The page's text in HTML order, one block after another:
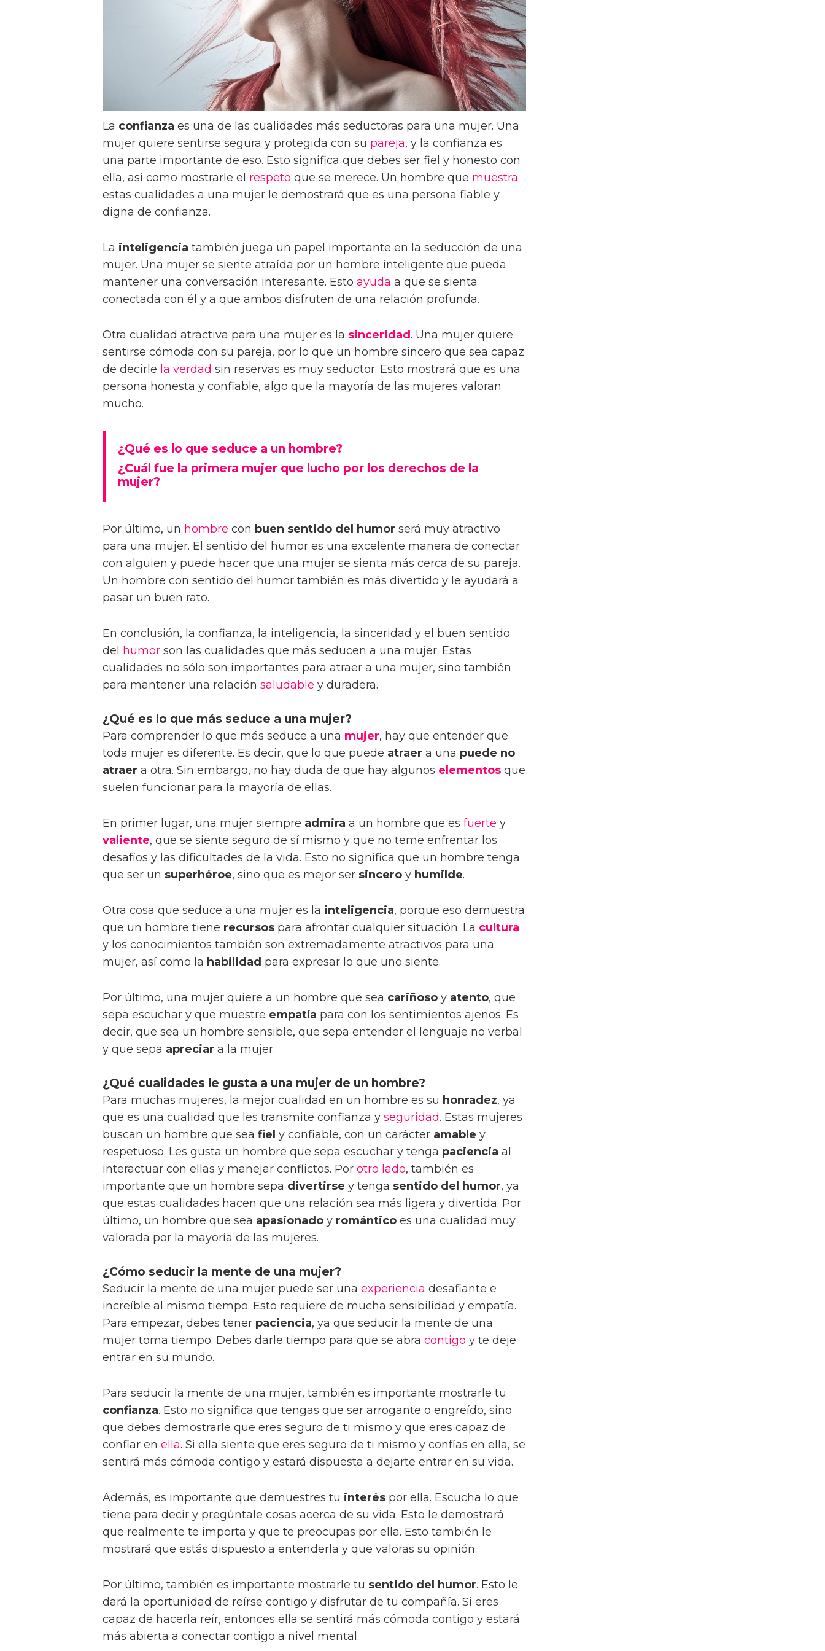
La confianza es una de las cualidades más seductoras para una mujer. Una
mujer quiere sentirse segura y protegida con su pareja, y la confianza es
una parte importante de eso. Esto significa que debes ser fiel y honesto con
ella, así como mostrarle el respeto que se merece. Un hombre que muestra
estas cualidades a una mujer le demostrará que es una persona fiable y
digna de confianza.
La inteligencia también juega un papel importante en la seducción de una
mujer. Una mujer se siente atraída por un hombre inteligente que pueda
mantener una conversación interesante. Esto ayuda a que se sienta
conectada con él y a que ambos disfruten de una relación profunda.
Otra cualidad atractiva para una mujer es la sinceridad . Una mujer quiere
sentirse cómoda con su pareja, por lo que un hombre sincero que sea capaz
de decirle la verdad sin reservas es muy seductor. Esto mostrará que es una
persona honesta y confiable, algo que la mayoría de las mujeres valoran
mucho.
¿Qué es lo que seduce a un hombre?
¿Cuál fue la primera mujer que lucho por los derechos de la
mujer?
Por último, un hombre con buen sentido del humor será muy atractivo
para una mujer. El sentido del humor es una excelente manera de conectar
con alguien y puede hacer que una mujer se sienta más cerca de su pareja.
Un hombre con sentido del humor también es más divertido y le ayudará a
pasar un buen rato.
En conclusión, la confianza, la inteligencia, la sinceridad y el buen sentido
del
humor son las cualidades que más seducen a una mujer. Estas
cualidades no sólo son importantes para atraer a una mujer, sino también
para mantener una relación saludable y duradera.
¿Qué es lo que más seduce a una mujer?
Para comprender lo que más seduce a una mujer, hay que entender que
toda mujer es diferente. Es decir, que lo que puede atraer a una puede no
atraer a otra. Sin embargo, no hay duda de que hay algunos elementos que
suelen funcionar para la mayoría de ellas.
En primer lugar, una mujer siempre admira a un hombre que es fuerte y
valiente, que se siente seguro de sí mismo y que no teme enfrentar los
desafíos y las dificultades de la vida. Esto no significa que un hombre tenga
que ser un superhéroe, sino que es mejor ser sincero y humilde.
Otra cosa que seduce a una mujer es la inteligencia, porque eso demuestra
que un hombre tiene recursos para afrontar cualquier situación. La cultura
y los conocimientos también son extremadamente atractivos para una
mujer, así como la habilidad para expresar lo que uno siente.
Por último, una mujer quiere a un hombre que sea cariñoso y atento, que
sepa escuchar y que muestre empatía para con los sentimientos ajenos. Es
decir, que sea un hombre sensible, que sepa entender el lenguaje no verbal
y que sepa apreciar a la mujer.
¿Qué cualidades le gusta a una mujer de un hombre?
Para muchas mujeres, la mejor cualidad en un hombre es su honradez, ya
que es una cualidad que les transmite confianza y seguridad. Estas mujeres
buscan un hombre que sea fiel y confiable, con un carácter amable y
respetuoso. Les gusta un hombre que sepa escuchar y tenga paciencia al
interactuar con ellas y manejar conflictos. Por otro lado, también es
importante que un hombre sepa divertirse y tenga sentido del humor, ya
que estas cualidades hacen que una relación sea más ligera y divertida. Por
último, un hombre que sea apasionado y romántico es una cualidad muy
valorada por la mayoría de las mujeres.
¿Cómo seducir la mente de una mujer?
Seducir la mente de una mujer puede ser una experiencia desafiante e
increíble al mismo tiempo. Esto requiere de mucha sensibilidad y empatía.
Para empezar, debes tener paciencia, ya que seducir la mente de una
mujer toma tiempo. Debes darle tiempo para que se abra contigo y te deje
entrar en su mundo.
Para seducir la mente de una mujer, también es importante mostrarle tu
confianza. Esto no significa que tengas que ser arrogante o engreído, sino
que debes demostrarle que eres seguro de ti mismo y que eres capaz de
confiar en ella. Si ella siente que eres seguro de ti mismo y confías en ella, se
sentirá más cómoda contigo y estará dispuesta a dejarte entrar en su vida.
Además, es importante que demuestres tu interés por ella. Escucha lo que
tiene para decir y pregúntale cosas acerca de su vida. Esto le demostrará
que realmente te importa y que te preocupas por ella. Esto también le
mostrará que estás dispuesto a entenderla y que valoras su opinión.
Por último, también es importante mostrarle tu sentido del humor. Esto le
dará la oportunidad de reírse contigo y disfrutar de tu compañía. Si eres
capaz de hacerla reír, entonces ella se sentirá más cómoda contigo y estará
más abierta a conectar contigo a nivel mental.